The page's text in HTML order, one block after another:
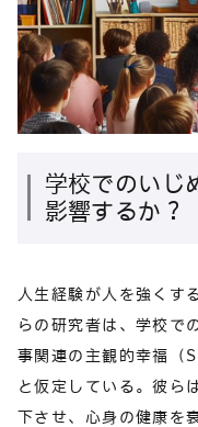
学校でのいじ
影響するか？
人生経験が人を強くす
らの研究者は、学校で
事関連の主観的幸福（
と仮定している。彼ら
下させ、心身の健康を